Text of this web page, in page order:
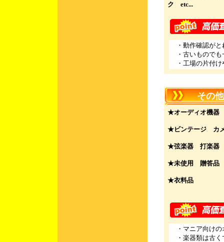
ク etc...
・動作確認がと
・古いものでも
・工場の片付け
その他
★オーディオ機器
★ビンテージ カ
★弦楽器 打楽器
★未使用 贈答品
★衣料品
・マニア向けの
・楽器類は古く